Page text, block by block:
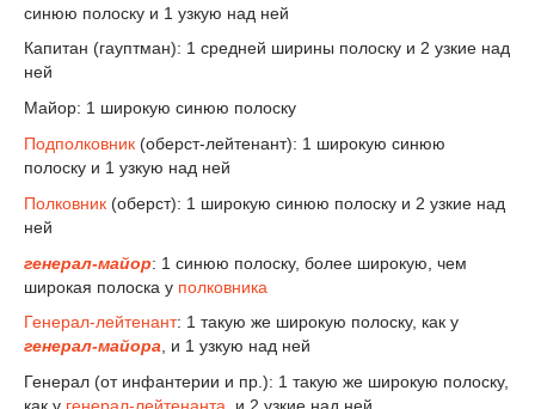
синюю полоску и 1 узкую над ней
Капитан (гауптман): 1 средней ширины полоску и 2 узкие над
ней
Майор: 1 широкую синюю полоску
Подполковник (оберст-лейтенант): 1 широкую синюю
полоску и 1 узкую над ней
Полковник (оберст): 1 широкую синюю полоску и 2 узкие над
ней
генерал-майор: 1 синюю полоску, более широкую, чем
широкая полоска у полковника
Генерал-лейтенант: 1 такую же широкую полоску, как у
генерал-майора, и 1 узкую над ней
Генерал (от инфантерии и пр.): 1 такую же широкую полоску,